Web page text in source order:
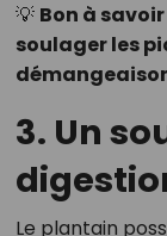
💡 Bon à savoir
soulager les
3. Un
Le plantain